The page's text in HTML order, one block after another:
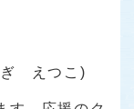
ぎ えつこ)